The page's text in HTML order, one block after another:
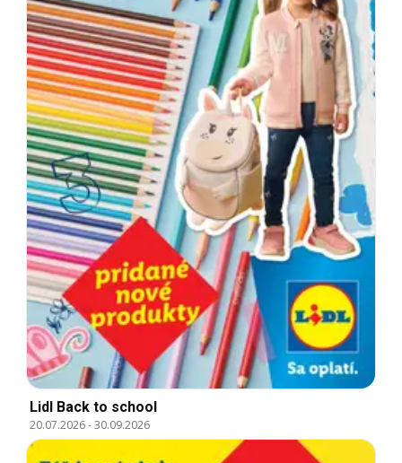
Lidl Back to school
20.07.2026-30.09.2026